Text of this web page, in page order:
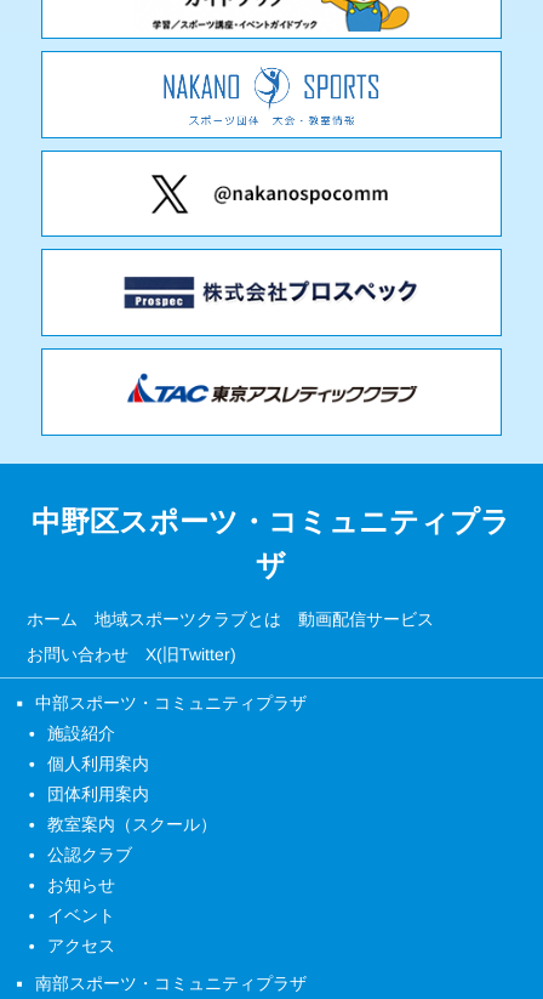
中野区スポーツ・コミュニティプラ
ザ
ホーム 地域スポーツクラブとは 動画配信サービス
お問い合わせ X(旧Twitter)
中部スポーツ・コミュニティプラザ
施設紹介
個人利用案内
団体利用案内
教室案内（スクール）
公認クラブ
お知らせ
イベント
アクセス
南部スポーツ・コミュニティプラザ